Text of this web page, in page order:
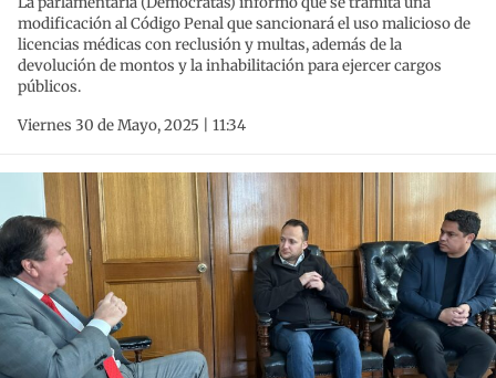
modificación al Código Penal que sancionará el uso malicioso de
licencias médicas con reclusión y multas, además de la
devolución de montos y la inhabilitación para ejercer cargos
públicos.
Viernes 30 de Mayo, 2025 | 11:34